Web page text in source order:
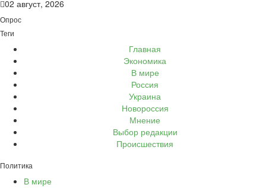
02 август, 2026
Опрос
Теги
Главная
Экономика
В мире
Россия
Украина
Новороссия
Мнение
Выбор редакции
Происшествия
Политика
В мире